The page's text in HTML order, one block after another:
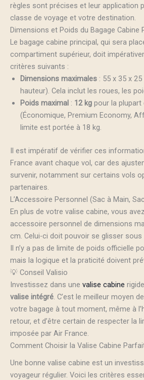
règles sont précises et leur application
classe de voyage et votre destination.
Dimensions et Poids du Bagage Cabine
Le bagage cabine principal, qui sera
compartiment supérieur, doit
critères suivants :
Dimensions maximales : 55 x 35 x
hauteur). Cela inclut les roues, les
Poids maximal : 12 kg pour la plupart
(Économique, Premium Economy,
limite est portée à 18 kg.
Il est impératif de vérifier ces
France avant chaque vol, car des
survenir, notamment sur certains vols
partenaires.
L’Accessoire Personnel (Sac à Main,
En plus de votre valise cabine, vous
accessoire personnel de dimensions
cm. Celui-ci doit pouvoir se glisser
Il n’y a pas de limite de poids officielle
mais la logique et la praticité doivent
💡 Conseil Valisio
Investissez dans une valise cabine
valise intégré. C’est le meilleur moyen
votre bagage à tout moment, même à
retour, et d’être certain de respecter la
imposée par Air France.
Comment Choisir la Valise Cabine
Une bonne valise cabine est un
voyageur régulier. Voici les critères